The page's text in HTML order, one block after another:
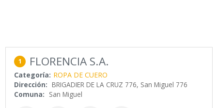
1 FLORENCIA S.A.
Categoría: ROPA DE CUERO
Dirección: BRIGADIER DE LA CRUZ 776, San Miguel 776
Comuna: San Miguel